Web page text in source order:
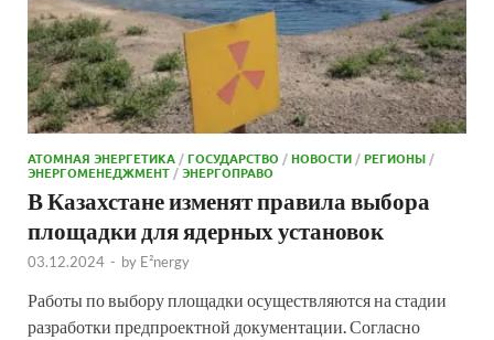
АТОМНАЯ ЭНЕРГЕТИКА /ГОСУДАРСТВО /НОВОСТИ /РЕГИОНЫ /
ЭНЕРГОМЕНЕДЖМЕНТ /ЭНЕРГОПРАВО
В Казахстане изменят правила выбора
площадки для ядерных установок
03.12.2024 - by E²nergy
Работы по выбору площадки осуществляются на стадии
разработки предпроектной документации. Согласно